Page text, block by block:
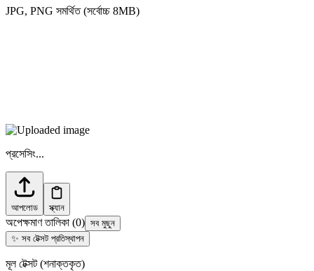
JPG, PNG সমর্থিত (সর্বোচ্চ 8MB)
প্রসেসিং...
আপলোড স্ক্যান
অপেক্ষমাণ তালিকা (0) সব মুছুন
✨ সব টেক্সট প্রতিস্থাপন
মূল টেক্সট (শনাক্তকৃত)